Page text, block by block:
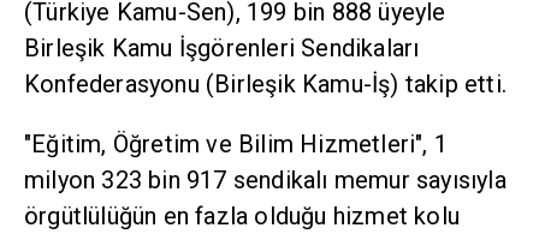
(Türkiye Kamu-Sen), 199 bin 888 üyeyle
Birleşik Kamu İşgörenleri Sendikaları
Konfederasyonu (Birleşik Kamu-İş) takip etti.
"Eğitim, Öğretim ve Bilim Hizmetleri", 1
milyon 323 bin 917 sendikalı memur sayısıyla
örgütlülüğün en fazla olduğu hizmet kolu